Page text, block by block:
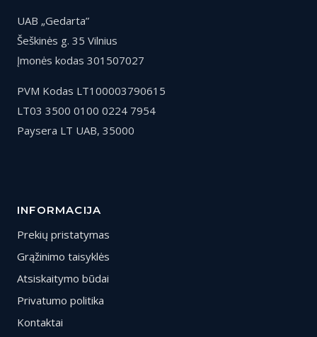
UAB „Gedarta”
Šeškinės g. 35 Vilnius
Įmonės kodas 301507027
PVM Kodas LT100003790615
LT03 3500 0100 0224 7954
Paysera LT UAB, 35000
INFORMACIJA
Prekių pristatymas
Grąžinimo taisyklės
Atsiskaitymo būdai
Privatumo politika
Kontaktai